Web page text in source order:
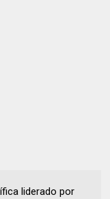
liderado por